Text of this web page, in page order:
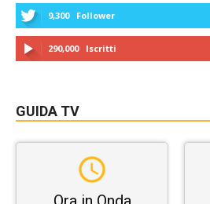
9,300 Follower
290,000 Iscritti
GUIDA TV